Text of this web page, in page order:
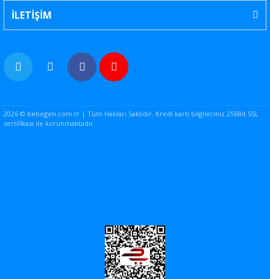
İLETİŞİM
2026 © bebegen.com.tr | Tüm Hakları Saklıdır. Kredi kartı bilgileriniz 256Bit SSL
sertifikası ile korunmaktadır.